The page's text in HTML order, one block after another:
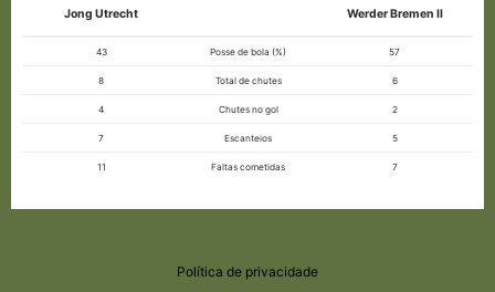
Jong Utrecht Werder Bremen II
43 Posse de bola (%) 57
8 Total de chutes 6
4 Chutes no gol 2
7 Escanteios 5
11 Faltas cometidas 7
Política de privacidade